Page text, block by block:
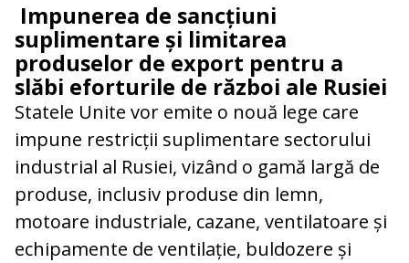
Impunerea de sancțiuni
suplimentare și limitarea
produselor de export pentru a
slăbi eforturile de război ale Rusiei
Statele Unite vor emite o nouă lege care
impune restricții suplimentare sectorului
industrial al Rusiei, vizând o gamă largă de
produse, inclusiv produse din lemn,
motoare industriale, cazane, ventilatoare și
echipamente de ventilație, buldozere și